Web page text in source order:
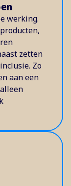
werking.
zetten
Zo
aan een